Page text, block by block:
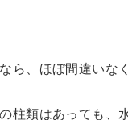
ら、ほぼ間違いな
柱類はあっても、